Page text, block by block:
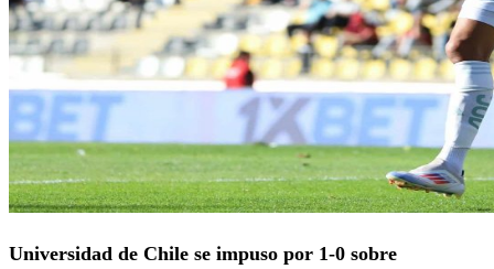
Universidad de Chile se impuso por 1-0 sobre